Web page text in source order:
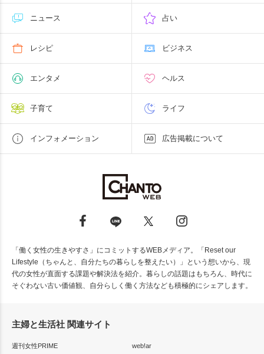
ニュース 占い
レシピ ビジネス
エンタメ ヘルス
子育て ライフ
インフォメーション 広告掲載について
「働く女性の生きやすさ」にコミットするWEBメディア。「Reset our
Lifestyle（ちゃんと、自分たちの暮らしを整えたい）」という想いから、現
代の女性が直面する課題や解決法を紹介。暮らしの話題はもちろん、時代に
そぐわない古い価値観、自分らしく働く方法なども積極的にシェアします。
主婦と生活社 関連サイト
週刊女性PRIME
web!ar